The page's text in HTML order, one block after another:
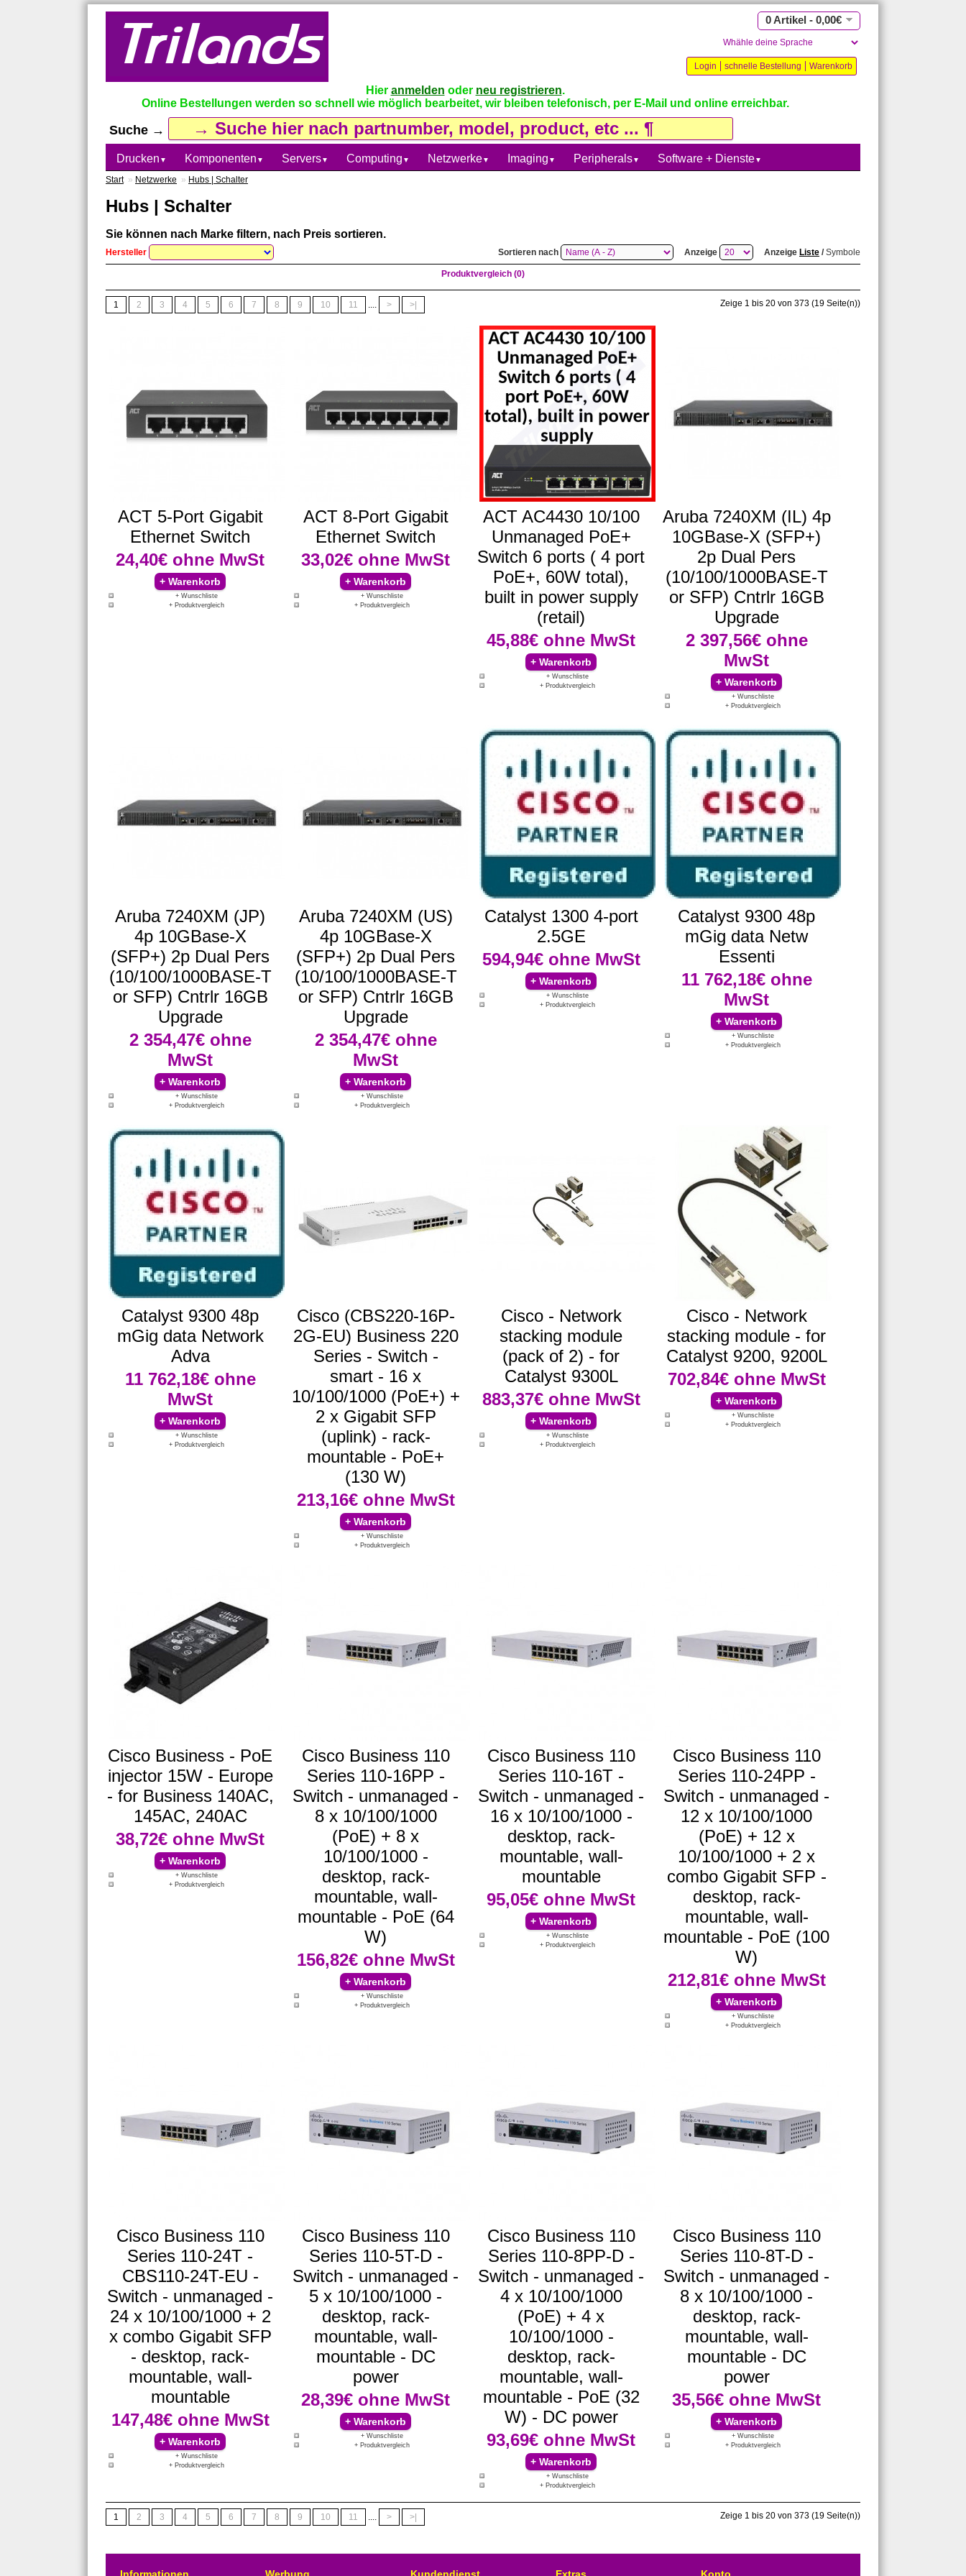
0 Artikel - 0,00€
Login schnelle Bestellung Warenkorb
Hier anmelden oder neu registrieren.
Online Bestellungen werden so schnell wie möglich bearbeitet, wir bleiben telefonisch, per E-Mail und online erreichbar.
Suche →
Drucken ▼ Komponenten ▼ Servers▼ Computing ▼ Netzwerke▼ Imaging ▼ Peripherals▼ Software + Dienste▼
Start» Netzwerke » Hubs | Schalter
Hubs | Schalter
Sie können nach Marke filtern, nach Preis sortieren.
Anzeige Liste /Symbole
Anzeige
Sortieren nach
Hersteller
Produktvergleich (0)
1 2 3 4 5 6 7 8 9 10 11 .... > >| Zeige 1 bis 20 von 373 (19 Seite(n))
ACT 5-Port Gigabit
Ethernet Switch
24,40€ ohne MwSt
+ Wunschliste
+ Produktvergleich
ACT 8-Port Gigabit
Ethernet Switch
33,02€ ohne MwSt
+ Wunschliste
+ Produktvergleich
ACT AC4430 10/100
Unmanaged PoE+
Switch 6 ports ( 4 port
PoE+, 60W total),
built in power supply
(retail)
45,88€ ohne MwSt
+ Wunschliste
+ Produktvergleich
Aruba 7240XM (IL) 4p
10GBase-X (SFP+)
2p Dual Pers
(10/100/1000BASE-T
or SFP) Cntrlr 16GB
Upgrade
2 397,56€ ohne
MwSt
+ Wunschliste
+ Produktvergleich
Aruba 7240XM (JP)
4p 10GBase-X
(SFP+) 2p Dual Pers
(10/100/1000BASE-T
or SFP) Cntrlr 16GB
Upgrade
2 354,47€ ohne
MwSt
+ Wunschliste
+ Produktvergleich
Aruba 7240XM (US)
4p 10GBase-X
(SFP+) 2p Dual Pers
(10/100/1000BASE-T
or SFP) Cntrlr 16GB
Upgrade
2 354,47€ ohne
MwSt
+ Wunschliste
+ Produktvergleich
Catalyst 1300 4-port
2.5GE
594,94€ ohne MwSt
+ Wunschliste
+ Produktvergleich
Catalyst 9300 48p
mGig data Netw
Essenti
11 762,18€ ohne
MwSt
+ Wunschliste
+ Produktvergleich
Catalyst 9300 48p
mGig data Network
Adva
11 762,18€ ohne
MwSt
+ Wunschliste
+ Produktvergleich
Cisco (CBS220-16P-
2G-EU) Business 220
Series - Switch -
smart - 16 x
10/100/1000 (PoE+) +
2 x Gigabit SFP
(uplink) - rack-
mountable - PoE+
(130 W)
213,16€ ohne MwSt
+ Wunschliste
+ Produktvergleich
Cisco - Network
stacking module
(pack of 2) - for
Catalyst 9300L
883,37€ ohne MwSt
+ Wunschliste
+ Produktvergleich
Cisco - Network
stacking module - for
Catalyst 9200, 9200L
702,84€ ohne MwSt
+ Wunschliste
+ Produktvergleich
Cisco Business - PoE
injector 15W - Europe
- for Business 140AC,
145AC, 240AC
38,72€ ohne MwSt
+ Wunschliste
+ Produktvergleich
Cisco Business 110
Series 110-16PP -
Switch - unmanaged -
8 x 10/100/1000
(PoE) + 8 x
10/100/1000 -
desktop, rack-
mountable, wall-
mountable - PoE (64
W)
156,82€ ohne MwSt
+ Wunschliste
+ Produktvergleich
Cisco Business 110
Series 110-16T -
Switch - unmanaged -
16 x 10/100/1000 -
desktop, rack-
mountable, wall-
mountable
95,05€ ohne MwSt
+ Wunschliste
+ Produktvergleich
Cisco Business 110
Series 110-24PP -
Switch - unmanaged -
12 x 10/100/1000
(PoE) + 12 x
10/100/1000 + 2 x
combo Gigabit SFP -
desktop, rack-
mountable, wall-
mountable - PoE (100
W)
212,81€ ohne MwSt
+ Wunschliste
+ Produktvergleich
Cisco Business 110
Series 110-24T -
CBS110-24T-EU -
Switch - unmanaged -
24 x 10/100/1000 + 2
x combo Gigabit SFP
- desktop, rack-
mountable, wall-
mountable
147,48€ ohne MwSt
+ Wunschliste
+ Produktvergleich
Cisco Business 110
Series 110-5T-D -
Switch - unmanaged -
5 x 10/100/1000 -
desktop, rack-
mountable, wall-
mountable - DC
power
28,39€ ohne MwSt
+ Wunschliste
+ Produktvergleich
Cisco Business 110
Series 110-8PP-D -
Switch - unmanaged -
4 x 10/100/1000
(PoE) + 4 x
10/100/1000 -
desktop, rack-
mountable, wall-
mountable - PoE (32
W) - DC power
93,69€ ohne MwSt
+ Wunschliste
+ Produktvergleich
Cisco Business 110
Series 110-8T-D -
Switch - unmanaged -
8 x 10/100/1000 -
desktop, rack-
mountable, wall-
mountable - DC
power
35,56€ ohne MwSt
+ Wunschliste
+ Produktvergleich
1 2 3 4 5 6 7 8 9 10 11 .... > >| Zeige 1 bis 20 von 373 (19 Seite(n))